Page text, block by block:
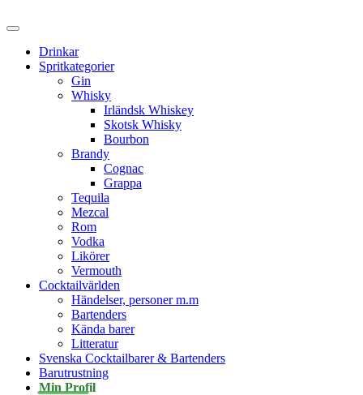
Drinkar
Spritkategorier
Gin
Whisky
Irländsk Whiskey
Skotsk Whisky
Bourbon
Brandy
Cognac
Grappa
Tequila
Mezcal
Rom
Vodka
Likörer
Vermouth
Cocktailvärlden
Händelser, personer m.m
Bartenders
Kända barer
Litteratur
Svenska Cocktailbarer & Bartenders
Barutrustning
Min Profil